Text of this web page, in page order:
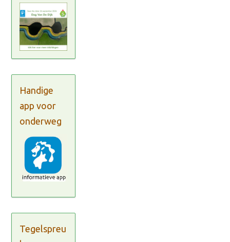
Handige
app voor
onderweg
Tegelspreu